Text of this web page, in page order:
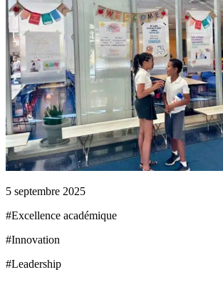
5 septembre 2025
#Excellence académique
#Innovation
#Leadership